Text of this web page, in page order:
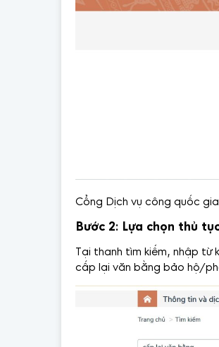
Cổng Dịch vụ công quốc gia
Bước 2: Lựa chọn thủ
Tại thanh tìm kiếm, nhập
cấp lại văn bằng bảo hộ/